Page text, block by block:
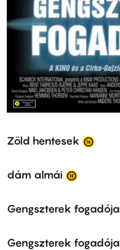
Zöld hentesek
dám almái
Gengszterek fogadója
Gengszterek fogadója